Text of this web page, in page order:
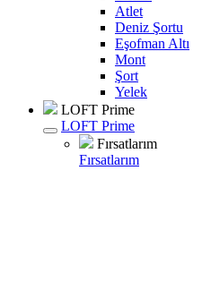
Atlet
Deniz Şortu
Eşofman Altı
Mont
Şort
Yelek
LOFT Prime
LOFT Prime
Fırsatlarım
Fırsatlarım